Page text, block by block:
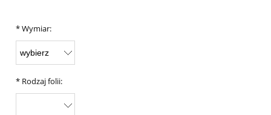
*Wymiar:
* Rodzaj folii: